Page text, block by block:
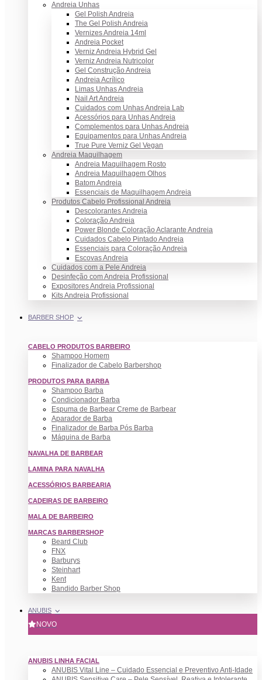
Andreia Unhas
Gel Polish Andreia
The Gel Polish Andreia
Vernizes Andreia 14ml
Andreia Pocket
Verniz Andreia Hybrid Gel
Verniz Andreia Nutricolor
Gel Construção Andreia
Andreia Acrílico
Limas Unhas Andreia
Nail Art Andreia
Cuidados com Unhas Andreia Lab
Acessórios para Unhas Andreia
Complementos para Unhas Andreia
Equipamentos para Unhas Andreia
True Pure Verniz Gel Vegan
Andreia Maquilhagem
Andreia Maquilhagem Rosto
Andreia Maquilhagem Olhos
Batom Andreia
Essenciais de Maquilhagem Andreia
Produtos Cabelo Profissional Andreia
Descolorantes Andreia
Coloração Andreia
Power Blonde Coloração Aclarante Andreia
Cuidados Cabelo Pintado Andreia
Essenciais para Coloração Andreia
Escovas Andreia
Cuidados com a Pele Andreia
Desinfeção com Andreia Profissional
Expositores Andreia Profissional
Kits Andreia Profissional
BARBER SHOP
CABELO PRODUTOS BARBEIRO
Shampoo Homem
Finalizador de Cabelo Barbershop
PRODUTOS PARA BARBA
Shampoo Barba
Condicionador Barba
Espuma de Barbear Creme de Barbear
Aparador de Barba
Finalizador de Barba Pós Barba
Máquina de Barba
NAVALHA DE BARBEAR
LAMINA PARA NAVALHA
ACESSÓRIOS BARBEARIA
CADEIRAS DE BARBEIRO
MALA DE BARBEIRO
MARCAS BARBERSHOP
Beard Club
FNX
Barburys
Steinhart
Kent
Bandido Barber Shop
ANUBIS
NOVO
ANUBIS LINHA FACIAL
ANUBIS Vital Line – Cuidado Essencial e Preventivo Anti-Idade